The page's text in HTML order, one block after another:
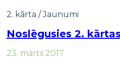
2. kārta /Jaunumi
Noslēgusies 2.
23. marts 2017